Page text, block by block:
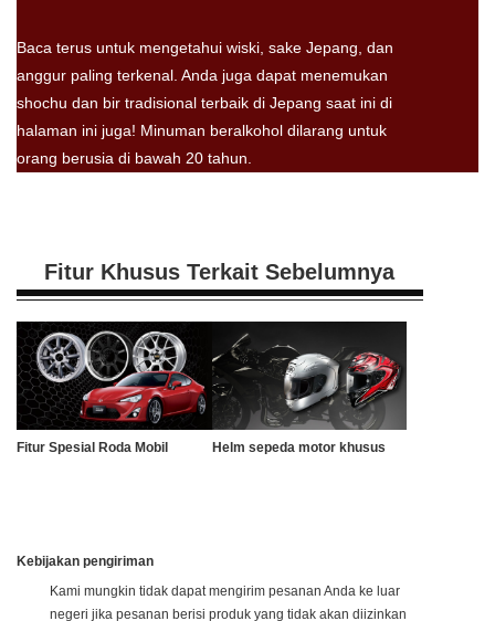
Baca terus untuk mengetahui wiski, sake Jepang, dan
anggur paling terkenal. Anda juga dapat menemukan
shochu dan bir tradisional terbaik di Jepang saat ini di
halaman ini juga! Minuman beralkohol dilarang untuk
orang berusia di bawah 20 tahun.
Fitur Khusus Terkait Sebelumnya
Fitur Spesial Roda Mobil Helm sepeda motor khusus
Kebijakan pengiriman
Kami mungkin tidak dapat mengirim pesanan Anda ke luar
negeri jika pesanan berisi produk yang tidak akan diizinkan